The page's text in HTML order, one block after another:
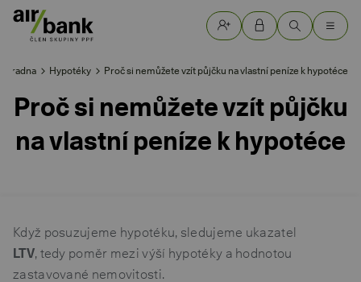
Proč si nemůžete vzít půjčku
na vlastní peníze k hypotéce
Proč si nemůžete vzít půjčku na vlastní peníze k hypotéce
Hypotéky
Poradna
Když posuzujeme hypotéku, sledujeme ukazatel
LTV, tedy poměr mezi výší hypotéky a hodnotou
zastavované nemovitosti.